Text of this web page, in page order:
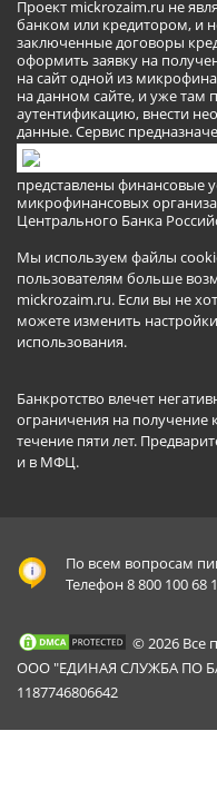
Проект mickrozaim.ru не
банком или кредитором, и
заключенные договоры
оформить заявку на
на сайт одной из
на данном сайте, и уже там
аутентификацию, внести
данные. Сервис
представлены финансовые
микрофинансовых
Центрального Банка
Мы используем файлы
пользователям больше
mickrozaim.ru. Если вы не
можете изменить
использования.
Банкротство влечет
ограничения на получение
течение пяти лет.
и в МФЦ.
По всем вопросам
Телефон 8 800 100 68
© 2026 Все
ООО "ЕДИНАЯ СЛУЖБА ПО
1187746806642